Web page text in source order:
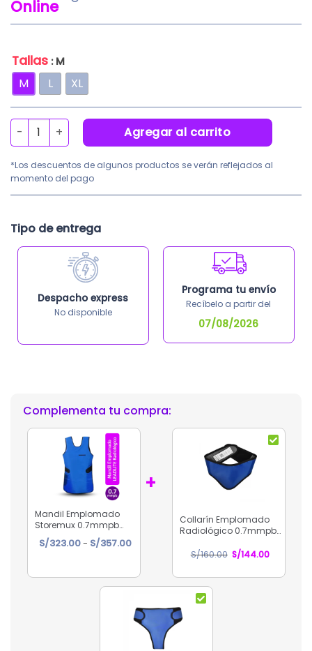
Online
Tallas : M
M L XL
era: es:
Mandil Emplomado Storemux 0.7mmpb Azul LeadLite
Agregar al carrito
*Los descuentos de algunos productos se verán reflejados al
momento del pago
Tipo de entrega
Despacho express
No disponible
Programa tu envío
Recíbelo a partir del
07/08/2026
Complementa tu compra:
Mandil Emplomado
Storemux 0.7mmpb
Azul LeadLite
S/323.00- S/357.00Rango
desde
hasta
S/357.00
+
Collarín Emplomado
Radiológico 0.7mmpb
S/160.00 El
original
S/144.00El
actual